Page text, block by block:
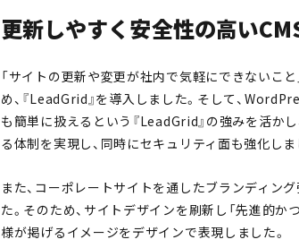
更新しやすく安全性の高い
「サイトの更新や変更が社内で気軽にできないこ
め、『LeadGrid』を導入しました。そして、
も簡単に扱えるという『LeadGrid』の強みを活か
る体制を実現し、同時にセキュリティ面も強化しま
また、コーポレートサイトを通したブランディン
た。そのため、サイトデザインを刷新し「先進的か
様が掲げるイメージをデザインで表現しました。